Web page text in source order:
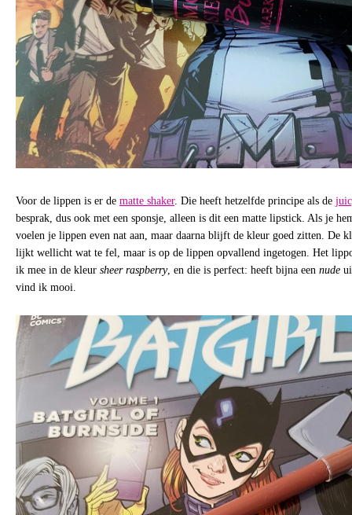
Voor de lippen is er de matte shaker. Die heeft hetzelfde principe als de
besprak, dus ook met een sponsje, alleen is dit een matte lipstick. Als je
voelen je lippen even nat aan, maar daarna blijft de kleur goed zitten. De
lijkt wellicht wat te fel, maar is op de lippen opvallend ingetogen. Het
ik mee in de kleur sheer raspberry, en die is perfect: heeft bijna een nude
vind ik mooi.